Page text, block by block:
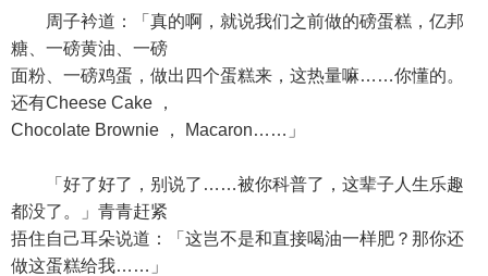
周子衿道：「真的啊，就说我们之前做的磅蛋糕，亿邦
糖、一磅黄油、一磅
面粉、一磅鸡蛋，做出四个蛋糕来，这热量嘛……你懂的。
还有Cheese Cake ，
Chocolate Brownie ， Macaron……」
「好了好了，别说了……被你科普了，这辈子人生乐趣
都没了。」青青赶紧
捂住自己耳朵说道：「这岂不是和直接喝油一样肥？那你还
做这蛋糕给我……」